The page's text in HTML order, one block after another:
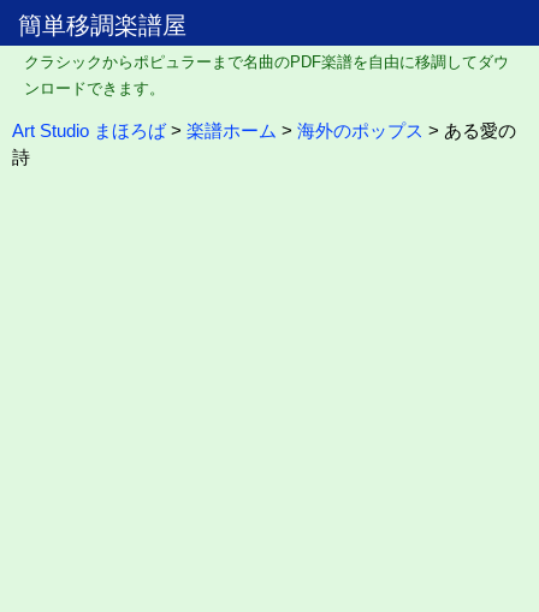
簡単移調楽譜屋
クラシックからポピュラーまで名曲のPDF楽譜を自由に移調してダウ
ンロードできます。
Art Studio まほろば> 楽譜ホーム > 海外のポップス > ある愛の
詩